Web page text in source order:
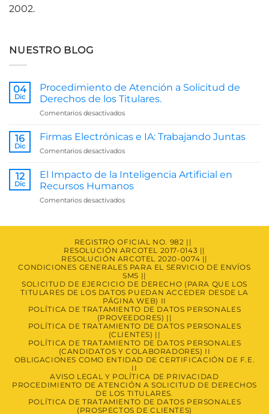
2002.
NUESTRO BLOG
04
Dic
Procedimiento de Atención a Solicitud de
Derechos de los Titulares.
Comentarios desactivadosen
de
a
de
Derechos
los
16
Dic
Firmas Electrónicas e IA: Trabajando Juntas
Comentarios desactivadosen
Electrónicas
IA:
Trabajando
12
Dic
El Impacto de la Inteligencia Artificial en
Recursos Humanos
Comentarios desactivadosen
la
Inteligencia
Artificial
en
Recursos
Humanos
REGISTRO OFICIAL NO. 982 ||
RESOLUCIÓN ARCOTEL 2017-0143 ||
RESOLUCIÓN ARCOTEL 2020-0074 ||
CONDICIONES GENERALES PARA EL SERVICIO DE ENVÍOS
SMS ||
SOLICITUD DE EJERCICIO DE DERECHO (PARA QUE LOS
TITULARES DE LOS DATOS PUEDAN ACCEDER DESDE LA
PÁGINA WEB) II
POLÍTICA DE TRATAMIENTO DE DATOS PERSONALES
(PROVEEDORES) ||
POLÍTICA DE TRATAMIENTO DE DATOS PERSONALES
(CLIENTES) ||
POLÍTICA DE TRATAMIENTO DE DATOS PERSONALES
(CANDIDATOS Y COLABORADORES) II
OBLIGACIONES COMO ENTIDAD DE CERTIFICACIÓN DE F.E.
II
AVISO LEGAL Y POLÍTICA DE PRIVACIDAD
PROCEDIMIENTO DE ATENCIÓN A SOLICITUD DE DERECHOS
DE LOS TITULARES.
POLÍTICA DE TRATAMIENTO DE DATOS PERSONALES
(PROSPECTOS DE CLIENTES)